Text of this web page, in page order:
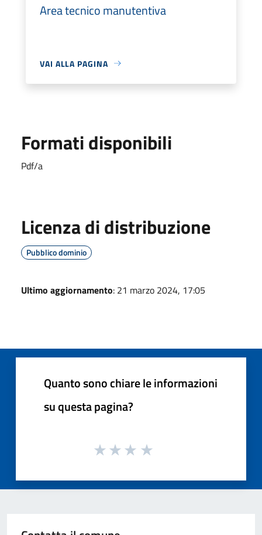
Area tecnico manutentiva
VAI ALLA PAGINA
Formati disponibili
Pdf/a
Licenza di distribuzione
Pubblico dominio
Ultimo aggiornamento: 21 marzo 2024, 17:05
Quanto sono chiare le informazioni
su questa pagina?